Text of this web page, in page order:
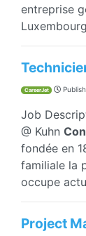
entreprise
CareerJet
Job
@ Kuhn
fondée en
familiale la
occupe
Project